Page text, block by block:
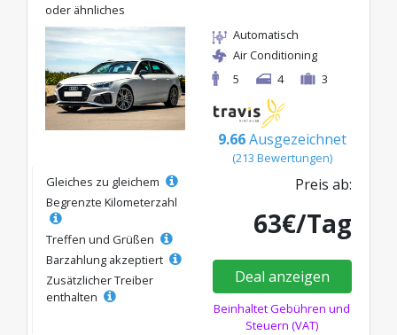
oder ähnliches
Automatisch
Air Conditioning
5
4 3
9.66 Ausgezeichnet
(213 Bewertungen)
Gleiches zu gleichem
Begrenzte Kilometerzahl
Treffen und Grüßen
Barzahlung akzeptiert
Zusätzlicher Treiber
enthalten
Preis ab:
63€/Tag
Deal anzeigen
Beinhaltet Gebühren und
Steuern (VAT)